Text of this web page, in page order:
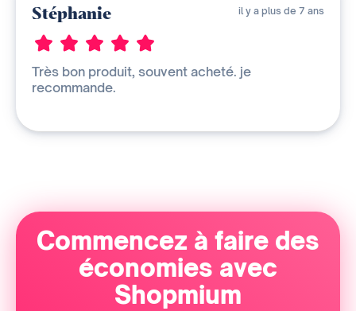
Stéphanie il y a plus de 7 ans
Très bon produit, souvent acheté. je
recommande.
Commencez à faire des
économies avec
Shopmium